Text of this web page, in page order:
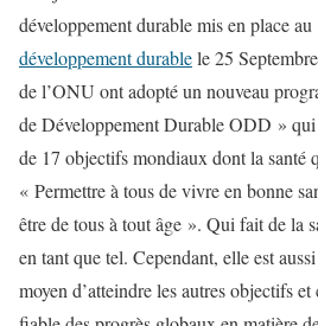
développement durable mis en place au
développement durablele 25
de l’ONU ont adopté un nouveau
de Développement Durable ODD »
de 17 objectifs mondiaux dont la santé
« Permettre à tous de vivre en bonne
être de tous à tout âge ». Qui fait de la
en tant que tel. Cependant, elle est
moyen d’atteindre les autres objectifs